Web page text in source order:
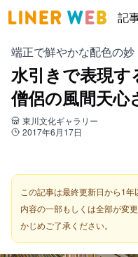
記
端正で鮮やかな配色の妙
水引きで表現す
僧侶の風間天心
東川文化ギャラリー
2017年6月17日
この記事は最終更新日から1年
内容の一部もしくは全部が変
かじめご了承ください。